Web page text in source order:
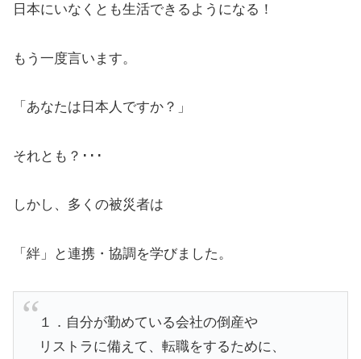
日本にいなくとも生活できるようになる！
もう一度言います。
「あなたは日本人ですか？」
それとも？･･･
しかし、多くの被災者は
「絆」と連携・協調を学びました。
１．自分が勤めている会社の倒産や
リストラに備えて、転職をするために、